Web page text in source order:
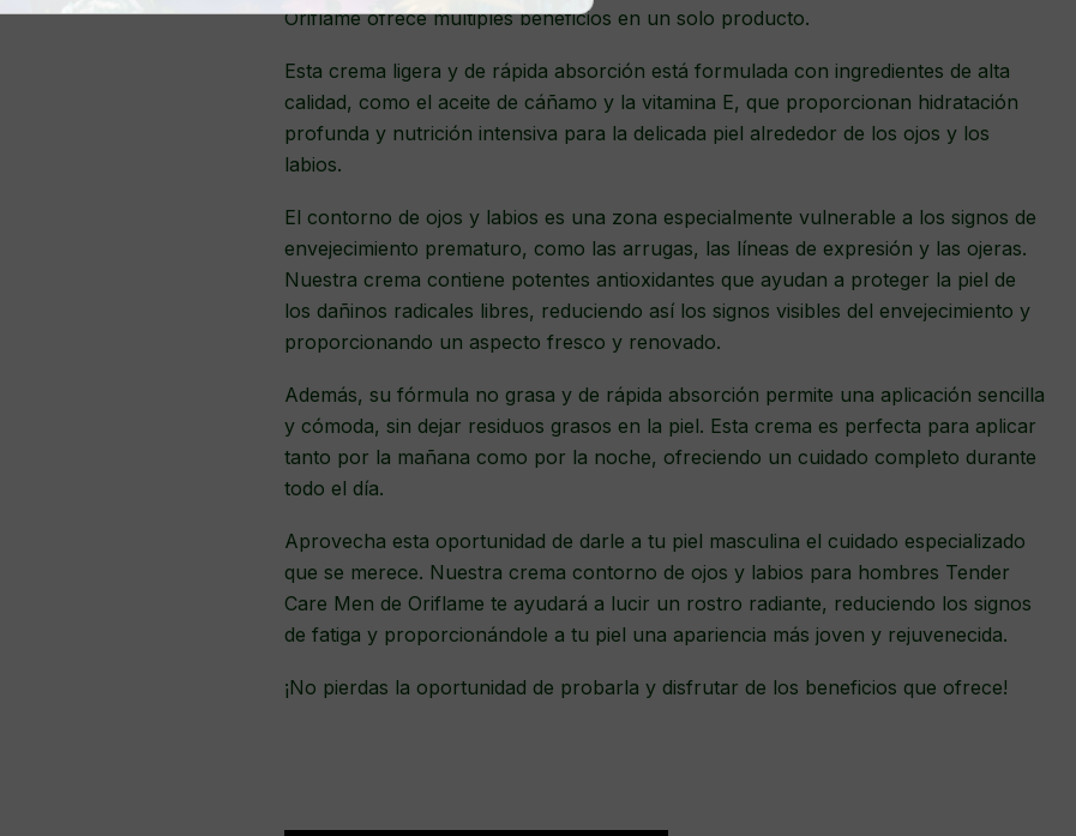
Oriflame ofrece múltiples beneficios en un solo producto.
Esta crema ligera y de rápida absorción está formulada con ingredientes de alta
calidad, como el aceite de cáñamo y la vitamina E, que proporcionan hidratación
profunda y nutrición intensiva para la delicada piel alrededor de los ojos y los
labios.
El contorno de ojos y labios es una zona especialmente vulnerable a los signos de
envejecimiento prematuro, como las arrugas, las líneas de expresión y las ojeras.
Nuestra crema contiene potentes antioxidantes que ayudan a proteger la piel de
los dañinos radicales libres, reduciendo así los signos visibles del envejecimiento y
proporcionando un aspecto fresco y renovado.
Además, su fórmula no grasa y de rápida absorción permite una aplicación sencilla
y cómoda, sin dejar residuos grasos en la piel. Esta crema es perfecta para aplicar
tanto por la mañana como por la noche, ofreciendo un cuidado completo durante
todo el día.
Aprovecha esta oportunidad de darle a tu piel masculina el cuidado especializado
que se merece. Nuestra crema contorno de ojos y labios para hombres Tender
Care Men de Oriflame te ayudará a lucir un rostro radiante, reduciendo los signos
de fatiga y proporcionándole a tu piel una apariencia más joven y rejuvenecida.
¡No pierdas la oportunidad de probarla y disfrutar de los beneficios que ofrece!